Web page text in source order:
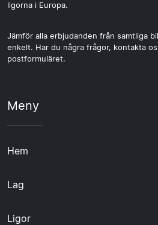
ligorna i Europa.
Jämför alla erbjudanden från samtliga
enkelt. Har du några frågor, kontakta
postformuläret.
Meny
Hem
Lag
Ligor